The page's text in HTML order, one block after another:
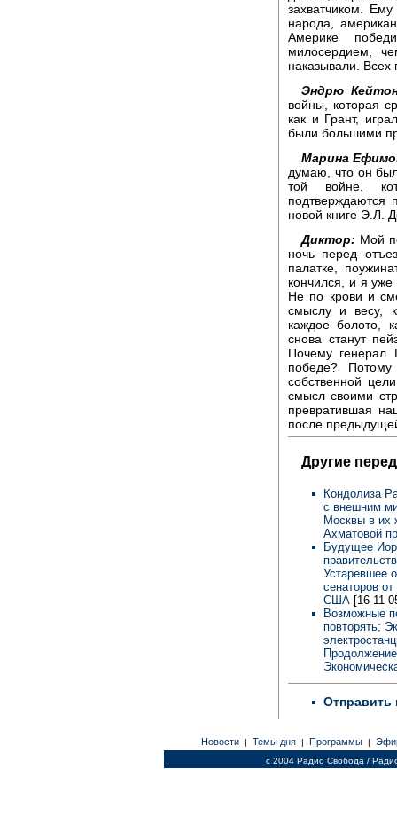
захватчиком.
народа,
Америке
милосердием,
наказывали. Всех
Эндрю
войны, которая
как и Грант,
были большими
Марина
думаю, что он
той войне,
новой книге Э.Л.
Диктор: Мой
ночь перед
палатке,
кончился, и я
Не по крови и
смыслу и весу,
каждое болото,
снова станут
Почему генерал
победе?
собственной
смысл своими
превратившая
после
Другие
Кондолиза
с внешним
Москвы в их
Ахматовой
Будущее
Устаревшее
сенаторов
США [16-11-
Возможные
повторять;
Отправить
Новости | Темы дня | Программы |
c 2004 Радио Свобода /